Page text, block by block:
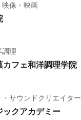
映像・映画
調理
カフェ和洋調理学院
サウンドクリエイター
ックアカデミー